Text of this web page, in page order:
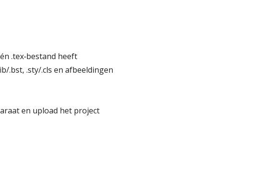
.tex‑bestand heeft
.bst, .sty/.cls en afbeeldingen
en upload het project